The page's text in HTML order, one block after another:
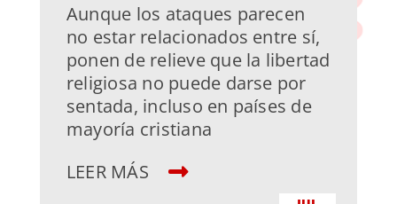
Aunque los ataques parecen
no estar relacionados entre sí,
ponen de relieve que la libertad
religiosa no puede darse por
sentada, incluso en países de
mayoría cristiana
LEER MÁS